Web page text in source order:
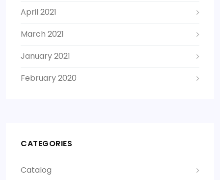
April 2021
March 2021
January 2021
February 2020
CATEGORIES
Catalog